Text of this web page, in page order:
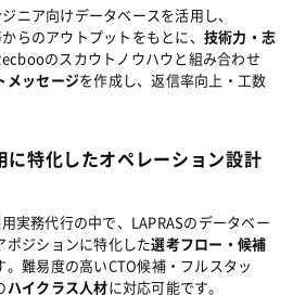
ニア向けデータベースを活用し、
らのアウトプットをもとに、 技術力・志
のスカウトノウハウと組み合わせ
メッセージを作成し、返信率向上・工数
に特化したオペレーション設計
実務代行の中で、LAPRASのデータベー
ポジションに特化した選考フロー・候補
。難易度の高いCTO候補・フルスタッ
ハイクラス人材に対応可能です。